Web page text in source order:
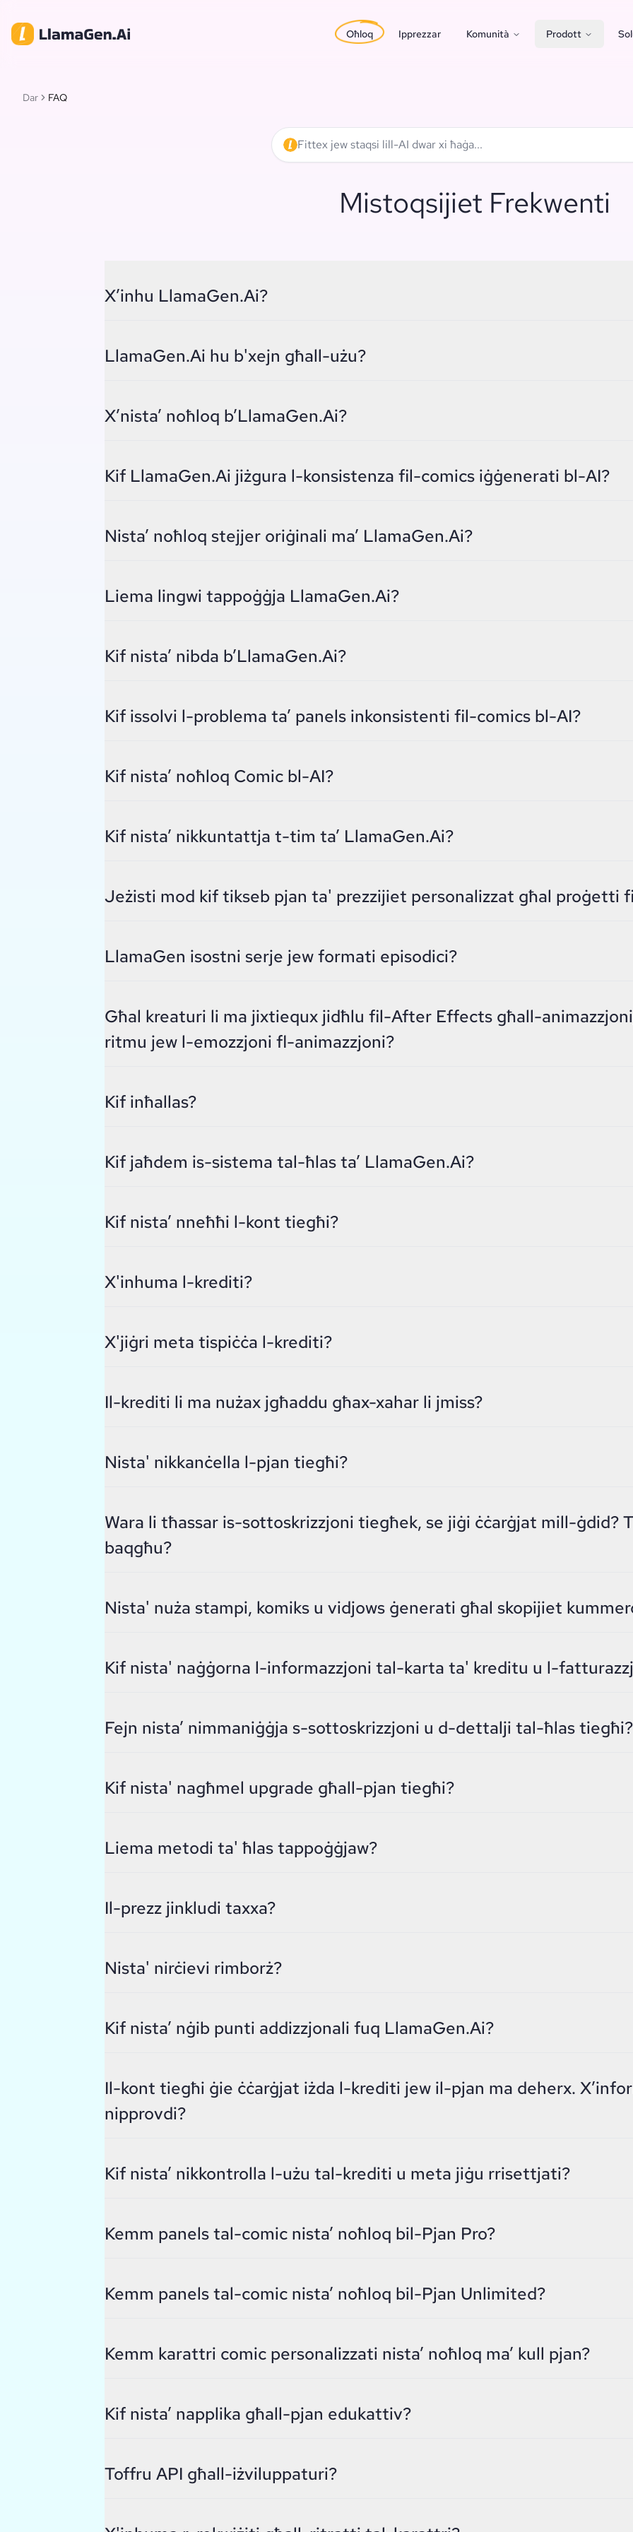
Oħloq Ipprezzar Komunità Prodott
Dar FAQ
Fittex jew staqsi lill-AI dwar xi ħaġa...
Mistoqsijiet Frekwenti
X’inhu LlamaGen.Ai?
LlamaGen.Ai hu b'xejn għall-użu?
X’nista’ noħloq b’LlamaGen.Ai?
Kif LlamaGen.Ai jiżgura l-konsistenza fil-comics iġġenerati bl-AI?
Nista’ noħloq stejjer oriġinali ma’ LlamaGen.Ai?
Liema lingwi tappoġġja LlamaGen.Ai?
Kif nista’ nibda b’LlamaGen.Ai?
Kif issolvi l-problema ta’ panels inkonsistenti fil-comics bl-AI?
Kif nista’ noħloq Comic bl-AI?
Kif nista’ nikkuntattja t-tim ta’ LlamaGen.Ai?
Jeżisti mod kif tikseb pjan ta' prezzijiet personalizzat għal proġetti
LlamaGen isostni serje jew formati episodici?
Għal kreaturi li ma jixtiequx jidħlu fil-After Effects għall-
ritmu jew l-emozzjoni fl-animazzjoni?
Kif inħallas?
Kif jaħdem is-sistema tal-ħlas ta’ LlamaGen.Ai?
Kif nista’ nneħħi l-kont tiegħi?
X'inhuma l-krediti?
X'jiġri meta tispiċċa l-krediti?
Il-krediti li ma nużax jgħaddu għax-xahar li jmiss?
Nista' nikkanċella l-pjan tiegħi?
Wara li tħassar is-sottoskrizzjoni tiegħek, se jiġi ċċarġjat mill-ġdid?
baqgħu?
Nista' nuża stampi, komiks u vidjows ġenerati għal skopijiet
Kif nista' naġġorna l-informazzjoni tal-karta ta' kreditu u l-
Fejn nista’ nimmaniġġja s-sottoskrizzjoni u d-dettalji tal-ħlas tiegħi?
Kif nista' nagħmel upgrade għall-pjan tiegħi?
Liema metodi ta' ħlas tappoġġjaw?
Il-prezz jinkludi taxxa?
Nista' nirċievi rimborż?
Kif nista’ nġib punti addizzjonali fuq LlamaGen.Ai?
Il-kont tiegħi ġie ċċarġjat iżda l-krediti jew il-pjan ma deherx.
nipprovdi?
Kif nista’ nikkontrolla l-użu tal-krediti u meta jiġu rrisettjati?
Kemm panels tal-comic nista’ noħloq bil-Pjan Pro?
Kemm panels tal-comic nista’ noħloq bil-Pjan Unlimited?
Kemm karattri comic personalizzati nista’ noħloq ma’ kull pjan?
Kif nista’ napplika għall-pjan edukattiv?
Toffru API għall-iżviluppaturi?